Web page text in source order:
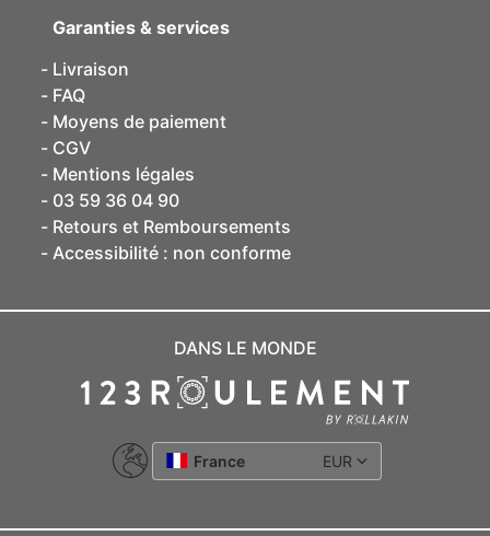
Garanties & services
Livraison
FAQ
Moyens de paiement
CGV
Mentions légales
03 59 36 04 90
Retours et Remboursements
Accessibilité : non conforme
DANS LE MONDE
France EUR